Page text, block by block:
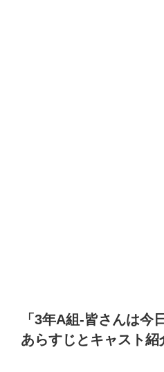
「 3年A組 -皆さんは今
あらすじとキャスト紹